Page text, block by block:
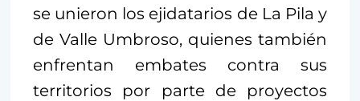
se unieron los ejidatarios de La Pila y
de Valle Umbroso, quienes también
enfrentan embates contra sus
territorios por parte de proyectos